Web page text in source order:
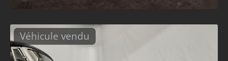
Véhicule vendu